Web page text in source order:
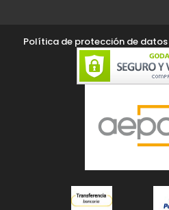
Política de protección de datos